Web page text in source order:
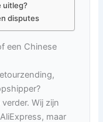
uitleg?
disputes
een Chinese
Wij zijn
maar